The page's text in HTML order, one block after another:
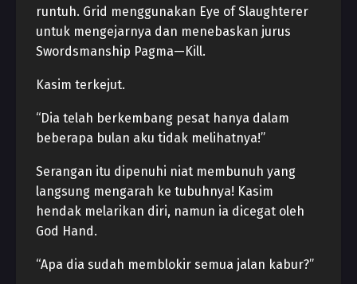
runtuh. Grid menggunakan Eye of Slaughterer
untuk mengejarnya dan menebaskan jurus
Swordsmanship Pagma—Kill.
Kasim terkejut.
“Dia telah berkembang pesat hanya dalam
beberapa bulan aku tidak melihatnya!”
Serangan itu dipenuhi niat membunuh yang
langsung mengarah ke tubuhnya! Kasim
hendak melarikan diri, namun ia dicegat oleh
God Hand.
“Apa dia sudah memblokir semua jalan kabur?”